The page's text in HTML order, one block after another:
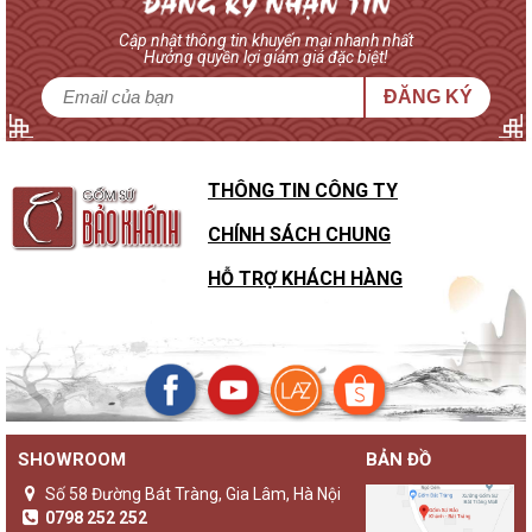
Sự khác biệt của đèn gốm Bảo Khánh với các loại đèn ngủ
khác
Không chỉ là một sản phẩm đèn ngủ thông thường,đèn gốm
Cập nhật thông tin khuyến mại nhanh nhất
Hưởng quyền lợi giảm giá đặc biệt!
ĐĂNG KÝ
THÔNG TIN CÔNG TY
CHÍNH SÁCH CHUNG
HỖ TRỢ KHÁCH HÀNG
SHOWROOM
Số 58 Đường Bát Tràng, Gia Lâm, Hà Nội
0798 252 252
BẢN ĐỒ